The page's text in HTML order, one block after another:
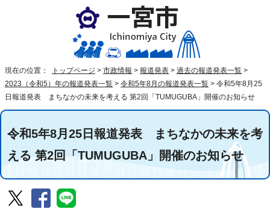
現在の位置： トップページ > 市政情報 > 報道発表 > 過去の報道発表一覧 >
2023（令和5）年の報道発表一覧 > 令和5年8月の報道発表一覧 > 令和5年8月25
日報道発表 まちなかの未来を考える 第2回「TUMUGUBA」開催のお知らせ
令和5年8月25日報道発表 まちなかの未来を考
える 第2回「TUMUGUBA」開催のお知らせ